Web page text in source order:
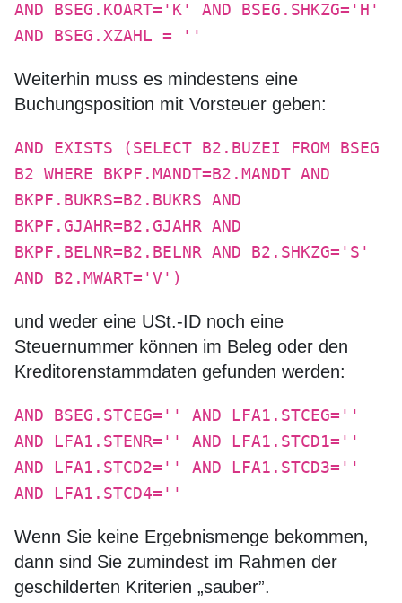
AND BSEG.KOART='K' AND BSEG.SHKZG='H'
AND BSEG.XZAHL = ''
Weiterhin muss es mindestens eine
Buchungsposition mit Vorsteuer geben:
AND EXISTS (SELECT B2.BUZEI FROM BSEG
B2 WHERE BKPF.MANDT=B2.MANDT AND
BKPF.BUKRS=B2.BUKRS AND
BKPF.GJAHR=B2.GJAHR AND
BKPF.BELNR=B2.BELNR AND B2.SHKZG='S'
AND B2.MWART='V')
und weder eine USt.-ID noch eine
Steuernummer können im Beleg oder den
Kreditorenstammdaten gefunden werden:
AND BSEG.STCEG='' AND LFA1.STCEG=''
AND LFA1.STENR='' AND LFA1.STCD1=''
AND LFA1.STCD2='' AND LFA1.STCD3=''
AND LFA1.STCD4=''
Wenn Sie keine Ergebnismenge bekommen,
dann sind Sie zumindest im Rahmen der
geschilderten Kriterien „sauber”.